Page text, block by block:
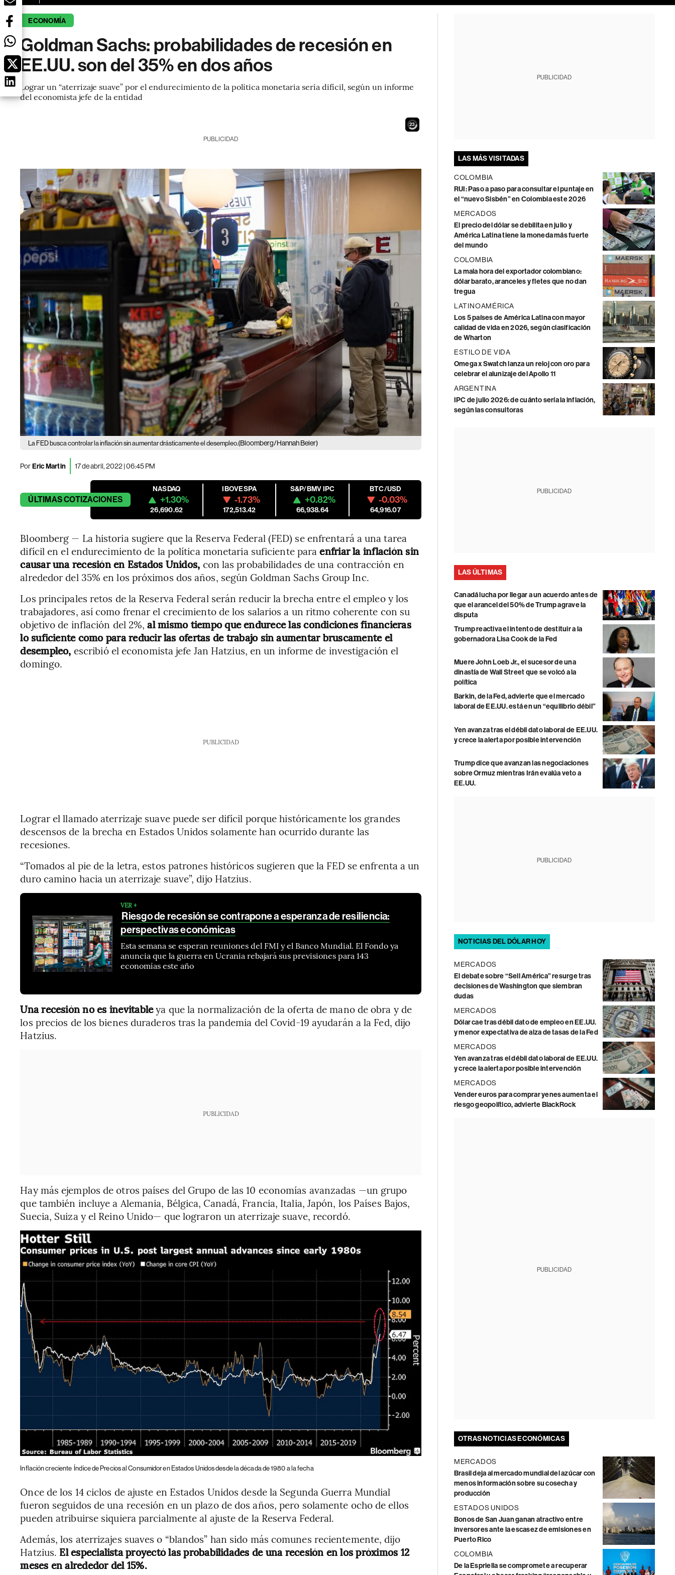
ECONOMÍA
Goldman Sachs: probabilidades de recesión en
EE.UU. son del 35% en dos años
Lograr un “aterrizaje suave” por el endurecimiento de la política monetaria sería difícil, según un informe
del economista jefe de la entidad
21
PUBLICIDAD
La FED busca controlar la inflación sin aumentar drásticamente el desempleo.(Bloomberg/Hannah Beier)
PorEric Martin 17 de abril, 2022 | 06:45 PM
ÚLTIMASCOTIZACIONES
NASDAQ
+1.30%
26,690.62
IBOVESPA
-1.73%
172,513.42
S&P/BMV IPC
+0.82%
66,938.64
BTC/USD
-0.03%
64,916.07
Bloomberg — La historia sugiere que la Reserva Federal (FED) se enfrentará a una tarea
difícil en el endurecimiento de la política monetaria suficiente paraenfriar la inflación sin
causar una recesión en Estados Unidos, con las probabilidades de una contracción en
alrededor del 35% en los próximos dos años, según Goldman Sachs Group Inc.
Los principales retos de la Reserva Federal serán reducir la brecha entre el empleo y los
trabajadores, así como frenar el crecimiento de los salarios a un ritmo coherente con su
objetivo de inflación del 2%, al mismo tiempo que endurece las condiciones financieras
lo suficiente como para reducir las ofertas de trabajo sin aumentar bruscamente el
desempleo, escribió el economista jefe Jan Hatzius, en un informe de investigación el
domingo.
PUBLICIDAD
Lograr el llamado aterrizaje suave puede ser difícil porque históricamente los grandes
descensos de la brecha en Estados Unidos solamente han ocurrido durante las
recesiones.
“Tomados al pie de la letra, estos patrones históricos sugieren que la FED se enfrenta a un
duro camino hacia un aterrizaje suave”, dijo Hatzius.
VER +
Riesgo de recesión se contrapone a esperanza de resiliencia:
perspectivas económicas
Esta semana se esperan reuniones del FMI y el Banco Mundial. El Fondo ya
anuncia que la guerra en Ucrania rebajará sus previsiones para 143
economías este año
Una recesión no es inevitableya que la normalización de la oferta de mano de obra y de
los precios de los bienes duraderos tras la pandemia del Covid-19 ayudarán a la Fed, dijo
Hatzius.
PUBLICIDAD
Hay más ejemplos de otros países del Grupo de las 10 economías avanzadas —un grupo
que también incluye a Alemania, Bélgica, Canadá, Francia, Italia, Japón, los Países Bajos,
Suecia, Suiza y el Reino Unido— que lograron un aterrizaje suave, recordó.
Inflación creciente Índice de Precios al Consumidor en Estados Unidos desde la década de 1980 a la fecha
Once de los 14 ciclos de ajuste en Estados Unidos desde la Segunda Guerra Mundial
fueron seguidos de una recesión en un plazo de dos años, pero solamente ocho de ellos
pueden atribuirse siquiera parcialmente al ajuste de la Reserva Federal.
Además, los aterrizajes suaves o “blandos” han sido más comunes recientemente, dijo
Hatzius. El especialista proyectó las probabilidades de una recesión en los próximos 12
meses en alrededor del 15%.
PUBLICIDAD
LAS MÁS VISITADAS
COLOMBIA
RUI: Paso a paso para consultar el puntaje en
el “nuevo Sisbén” en Colombia este 2026
MERCADOS
El precio del dólar se debilita en julio y
América Latina tiene la moneda más fuerte
del mundo
COLOMBIA
La mala hora del exportador colombiano:
dólar barato, aranceles y fletes que no dan
tregua
LATINOAMÉRICA
Los 5 países de América Latina con mayor
calidad de vida en 2026, según clasificación
de Wharton
ESTILO DE VIDA
Omega x Swatch lanza un reloj con oro para
celebrar el alunizaje del Apollo 11
ARGENTINA
IPC de julio 2026: de cuánto sería la inflación,
según las consultoras
PUBLICIDAD
LAS ÚLTIMAS
Canadá lucha por llegar a un acuerdo antes de
que el arancel del 50% de Trump agrave la
disputa
Trump reactiva el intento de destituir a la
gobernadora Lisa Cook de la Fed
Muere John Loeb Jr., el sucesor de una
dinastía de Wall Street que se volcó a la
política
Barkin, de la Fed, advierte que el mercado
laboral de EE.UU. está en un “equilibrio débil”
Yen avanza tras el débil dato laboral de EE.UU.
y crece la alerta por posible intervención
Trump dice que avanzan las negociaciones
sobre Ormuz mientras Irán evalúa veto a
EE.UU.
PUBLICIDAD
NOTICIAS DEL DÓLAR HOY
MERCADOS
El debate sobre “Sell América” resurge tras
decisiones de Washington que siembran
dudas
MERCADOS
Dólar cae tras débil dato de empleo en EE.UU.
y menor expectativa de alza de tasas de la Fed
MERCADOS
Yen avanza tras el débil dato laboral de EE.UU.
y crece la alerta por posible intervención
MERCADOS
Vender euros para comprar yenes aumenta el
riesgo geopolítico, advierte BlackRock
PUBLICIDAD
OTRAS NOTICIAS ECONÓMICAS
MERCADOS
Brasil deja al mercado mundial del azúcar con
menos información sobre su cosecha y
producción
ESTADOS UNIDOS
Bonos de San Juan ganan atractivo entre
inversores ante la escasez de emisiones en
Puerto Rico
COLOMBIA
De la Espriella se compromete a recuperar